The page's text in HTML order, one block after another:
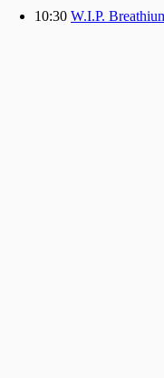
10:30 W.I.P.